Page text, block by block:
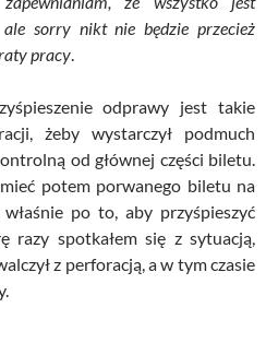
sorry nikt nie będzie przecież
pracy.
odprawy jest takie
żeby wystarczył podmuch
od głównej części biletu.
potem porwanego biletu na
po to, aby przyśpieszyć
razy spotkałem się z sytuacją,
z perforacją, a w tym czasie